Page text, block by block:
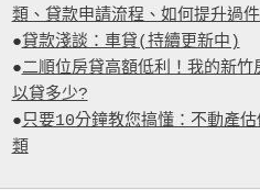
類、貸款申請流程、如何提升過件
●貸款淺談：車貸(持續更新中)
●二順位房貸高額低利！我的新竹
以貸多少?
●只要10分鐘教您搞懂：不動產
類